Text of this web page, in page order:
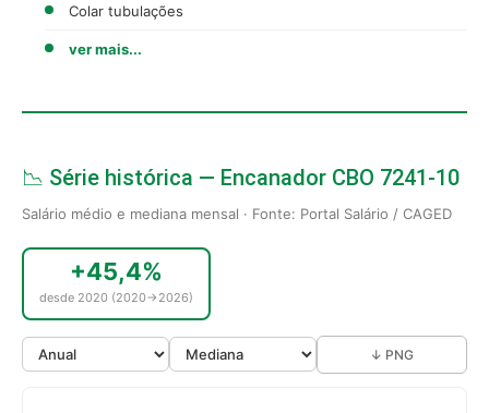
Colar tubulações
ver mais...
📉 Série histórica — Encanador CBO 7241-10
Salário médio e mediana mensal · Fonte: Portal Salário / CAGED
+45,4%
desde 2020 (2020→2026)
↓ PNG